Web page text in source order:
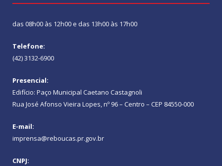
das 08h00 às 12h00 e das 13h00 às 17h00
Telefone:
(42) 3132-6900
Presencial:
Edifício: Paço Municipal Caetano Castagnoli
Rua José Afonso Vieira Lopes, nº 96 – Centro – CEP 84550-000
E-mail:
imprensa@reboucas.pr.gov.br
CNPJ: